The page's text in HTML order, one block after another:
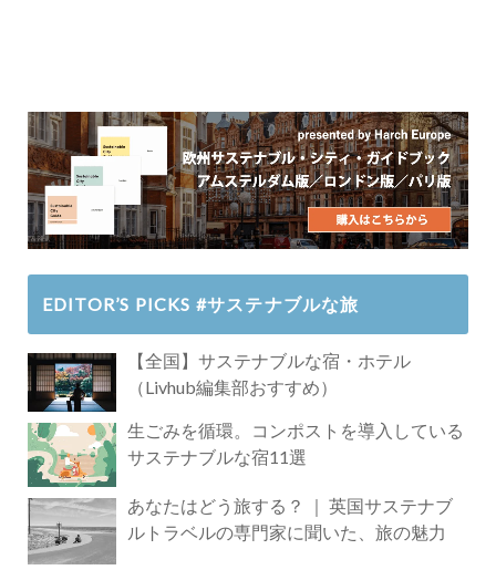
EDITOR’S PICKS #サステナブルな旅
【全国】サステナブルな宿・ホテル
（Livhub編集部おすすめ）
生ごみを循環。コンポストを導入している
サステナブルな宿11選
あなたはどう旅する？ ｜ 英国サステナブ
ルトラベルの専門家に聞いた、旅の魅力